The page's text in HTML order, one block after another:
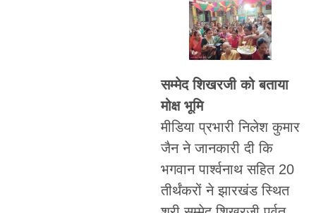
सम्मेद शिखरजी को बताया
मोक्ष भूमि
मीडिया प्रभारी निलेश कुमार
जैन ने जानकारी दी कि
भगवान पार्श्वनाथ सहित 20
तीर्थंकरों ने झारखंड स्थित